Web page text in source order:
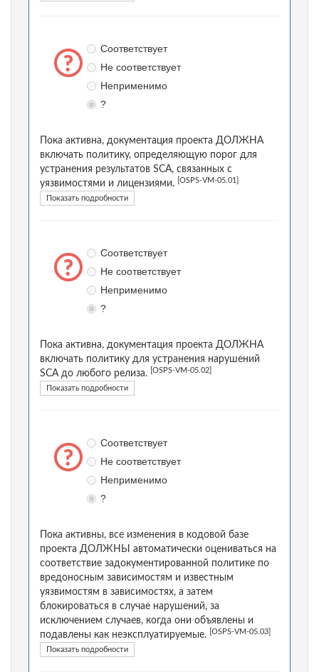
Соответствует
Не соответствует
Неприменимо
?
Пока активна, документация проекта ДОЛЖНА
включать политику, определяющую порог для
устранения результатов SCA, связанных с
уязвимостями и лицензиями.
[OSPS-VM-05.01]
Показать подробности
Соответствует
Не соответствует
Неприменимо
?
Пока активна, документация проекта ДОЛЖНА
включать политику для устранения нарушений
SCA до любого релиза.
[OSPS-VM-05.02]
Показать подробности
Соответствует
Не соответствует
Неприменимо
?
Пока активны, все изменения в кодовой базе
проекта ДОЛЖНЫ автоматически оцениваться на
соответствие задокументированной политике по
вредоносным зависимостям и известным
уязвимостям в зависимостях, а затем
блокироваться в случае нарушений, за
исключением случаев, когда они объявлены и
подавлены как неэксплуатируемые.
[OSPS-VM-05.03]
Показать подробности